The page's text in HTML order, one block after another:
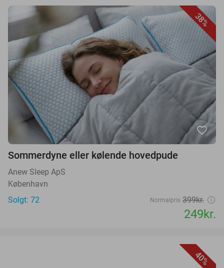
38%
favorite_border
Sommerdyne eller kølende hovedpude
Anew Sleep ApS
København
Solgt: 72
Normalpris 399kr.
249kr.
40%